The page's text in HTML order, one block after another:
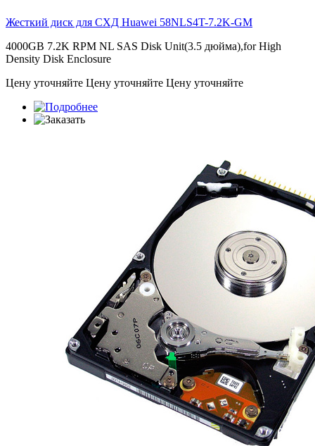
Жесткий диск для СХД Huawei 58NLS4T-7.2K-GM
4000GB 7.2K RPM NL SAS Disk Unit(3.5 дюйма),for High
Density Disk Enclosure
Цену уточняйте Цену уточняйте Цену уточняйте